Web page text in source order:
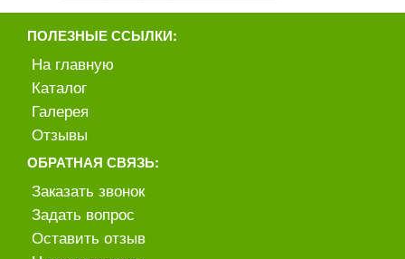
ПОЛЕЗНЫЕ ССЫЛКИ:
На главную
Каталог
Галерея
Отзывы
ОБРАТНАЯ СВЯЗЬ:
Заказать звонок
Задать вопрос
Оставить отзыв